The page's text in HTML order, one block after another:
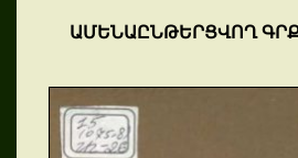
ԱՄԵՆԱԸՆԹԵՐՑՎՈՂ